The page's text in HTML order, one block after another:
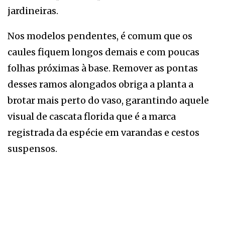
jardineiras.
Nos modelos pendentes, é comum que os
caules fiquem longos demais e com poucas
folhas próximas à base. Remover as pontas
desses ramos alongados obriga a planta a
brotar mais perto do vaso, garantindo aquele
visual de cascata florida que é a marca
registrada da espécie em varandas e cestos
suspensos.